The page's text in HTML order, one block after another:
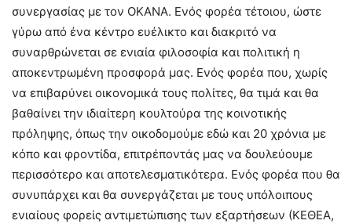
συνεργασίας με τον ΟΚΑΝΑ. Ενός φορέα τέτοιου, ώστε
γύρω από ένα κέντρο ευέλικτο και διακριτό να
συναρθρώνεται σε ενιαία φιλοσοφία και πολιτική η
αποκεντρωμένη προσφορά μας. Ενός φορέα που, χωρίς
να επιβαρύνει οικονομικά τους πολίτες, θα τιμά και θα
βαθαίνει την ιδιαίτερη κουλτούρα της κοινοτικής
πρόληψης, όπως την οικοδομούμε εδώ και 20 χρόνια με
κόπο και φροντίδα, επιτρέποντάς μας να δουλεύουμε
περισσότερο και αποτελεσματικότερα. Ενός φορέα που θα
συνυπάρχει και θα συνεργάζεται με τους υπόλοιπους
ενιαίους φορείς αντιμετώπισης των εξαρτήσεων (ΚΕΘΕΑ,